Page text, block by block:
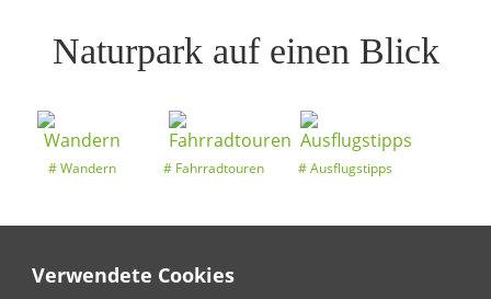
Verwendete Cookies
Naturpark auf einen Blick
Wandern Fahrradtouren Ausflugstipps
Entdeckertouren Ansichten